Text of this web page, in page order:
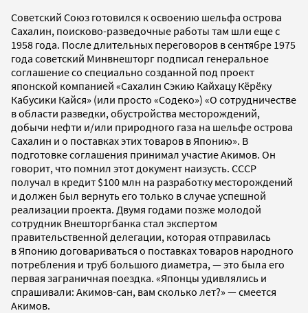
Советский Союз готовился к освоению шельфа острова
Сахалин, поисково-разведочные работы там шли еще с
1958 года. После длительных переговоров в сентябре 1975
года советский Минвнешторг подписал генеральное
соглашение со специально созданной под проект
японской компанией «Сахалин Сэкию Кайхацу Кёрёку
Кабусики Кайся» (или просто «Содеко») «О сотрудничестве
в области разведки, обустройства месторождений,
добычи нефти и/или природного газа на шельфе острова
Сахалин и о поставках этих товаров в Японию». В
подготовке соглашения принимал участие Акимов. Он
говорит, что помнил этот документ наизусть. СССР
получал в кредит $100 млн на разработку месторождений
и должен был вернуть его только в случае успешной
реализации проекта. Двумя годами позже молодой
сотрудник Внешторгбанка стал экспертом
правительственной делегации, которая отправилась
в Японию договариваться о поставках товаров народного
потребления и труб большого диаметра, — это была его
первая заграничная поездка. «Японцы удивлялись и
спрашивали: Акимов-сан, вам сколько лет?» — смеется
Акимов.